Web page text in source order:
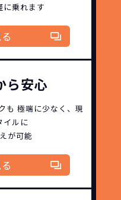
に乗れます
ら安心
も 極端に少なく、 現
イルに
が可能
実現！
で培ってきた
ットワークと
この「超高残
によりこの価
た。
常に低い
障リスクが非常
。
少ない
税金や
不要
に｢登録時諸費
本体以外にかか
料金です。